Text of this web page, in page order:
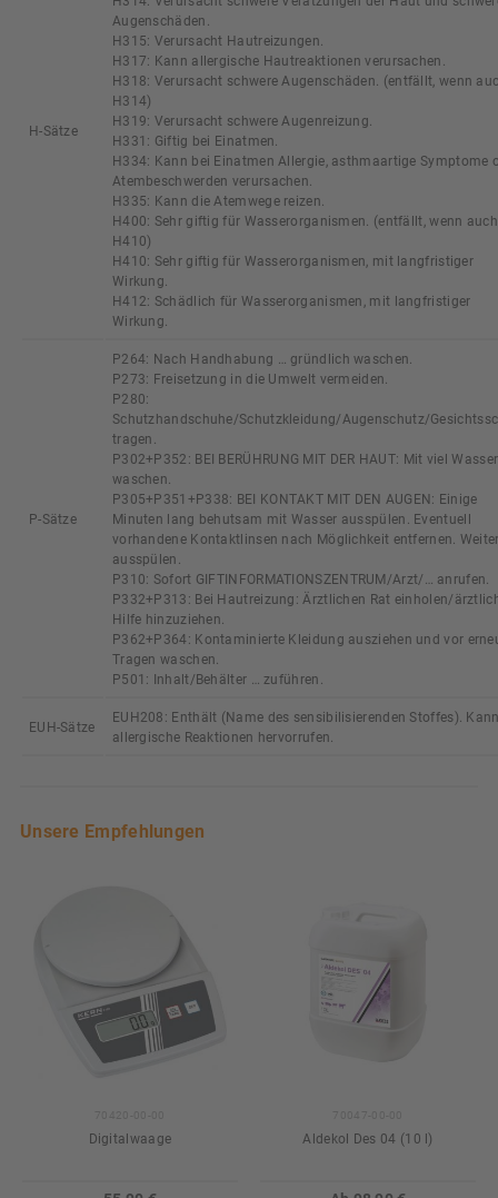
H-Sätze
Augenschäden.
H315: Verursacht Hautreizungen.
H317: Kann allergische Hautreaktionen verursachen.
H318: Verursacht schwere Augenschäden. (entfällt, wenn
H314)
H319: Verursacht schwere Augenreizung.
H331: Giftig bei Einatmen.
H334: Kann bei Einatmen Allergie, asthmaartige Symptome
Atembeschwerden verursachen.
H335: Kann die Atemwege reizen.
H400: Sehr giftig für Wasserorganismen. (entfällt, wenn auch
H410)
H410: Sehr giftig für Wasserorganismen, mit langfristiger
Wirkung.
H412: Schädlich für Wasserorganismen, mit langfristiger
Wirkung.
P-Sätze
P264: Nach Handhabung … gründlich waschen.
P273: Freisetzung in die Umwelt vermeiden.
P280:
Schutzhandschuhe/Schutzkleidung/Augenschutz/
tragen.
P302+P352: BEI BERÜHRUNG MIT DER HAUT: Mit viel
waschen.
P305+P351+P338: BEI KONTAKT MIT DEN AUGEN: Einige
Minuten lang behutsam mit Wasser ausspülen. Eventuell
vorhandene Kontaktlinsen nach Möglichkeit entfernen.
ausspülen.
P310: Sofort GIFTINFORMATIONSZENTRUM/Arzt/… anrufen.
P332+P313: Bei Hautreizung: Ärztlichen Rat einholen/
Hilfe hinzuziehen.
P362+P364: Kontaminierte Kleidung ausziehen und vor
Tragen waschen.
P501: Inhalt/Behälter … zuführen.
EUH-Sätze
EUH208: Enthält (Name des sensibilisierenden Stoffes).
allergische Reaktionen hervorrufen.
Unsere Empfehlungen
Digitalwaage Aldekol Des 04 (10 l)